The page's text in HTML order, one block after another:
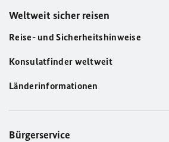
Weltweit sicher reisen
Reise- und Sicherheitshinweise
Konsulatfinder weltweit
Länderinformationen
Bürgerservice